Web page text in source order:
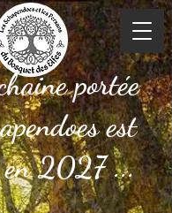
portée
est
en 2027 ...